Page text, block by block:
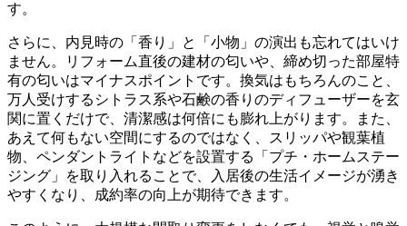
す。
さらに、内見時の「香り」と「小物」の演出も忘れてはいけ
ません。リフォーム直後の建材の匂いや、締め切った部屋特
有の匂いはマイナスポイントです。換気はもちろんのこと、
万人受けするシトラス系や石鹸の香りのディフューザーを玄
関に置くだけで、清潔感は何倍にも膨れ上がります。また、
あえて何もない空間にするのではなく、スリッパや観葉植
物、ペンダントライトなどを設置する「プチ・ホームステー
ジング」を取り入れることで、入居後の生活イメージが湧き
やすくなり、成約率の向上が期待できます。